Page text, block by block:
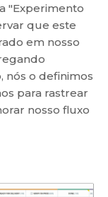
"Experimento
que este
em nosso
nós o definimos
para rastrear
nosso fluxo